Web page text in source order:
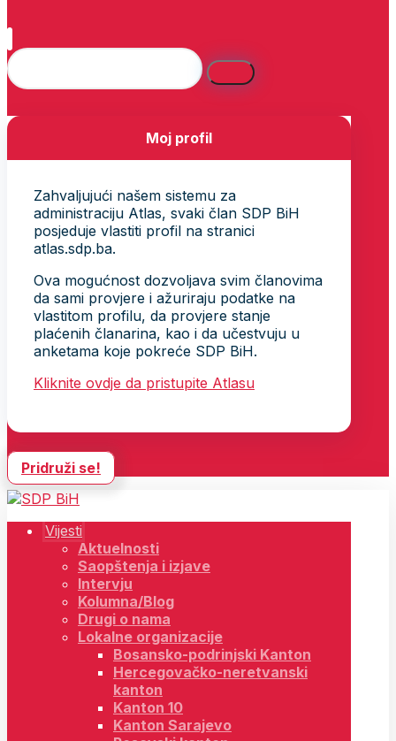
Moj profil
Zahvaljujući našem sistemu za
administraciju Atlas, svaki član SDP BiH
posjeduje vlastiti profil na stranici
atlas.sdp.ba.
Ova mogućnost dozvoljava svim članovima
da sami provjere i ažuriraju podatke na
vlastitom profilu, da provjere stanje
plaćenih članarina, kao i da učestvuju u
anketama koje pokreće SDP BiH.
Kliknite ovdje da pristupite Atlasu
Pridruži se!
Vijesti
Aktuelnosti
Saopštenja i izjave
Intervju
Kolumna/Blog
Drugi o nama
Lokalne organizacije
Bosansko-podrinjski Kanton
Hercegovačko-neretvanski
kanton
Kanton 10
Kanton Sarajevo